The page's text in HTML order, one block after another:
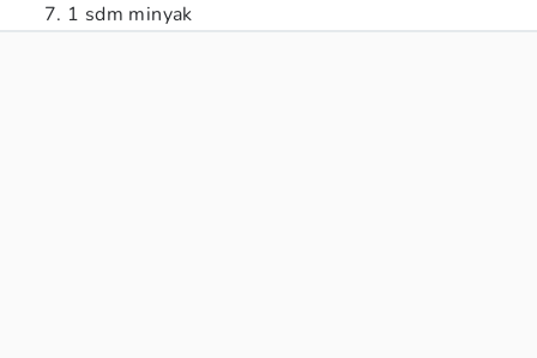
1 sdm minyak